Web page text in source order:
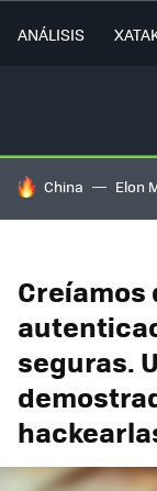
ANÁLISIS
HOY SE HABLA
China Elon
Creíamos
seguras.